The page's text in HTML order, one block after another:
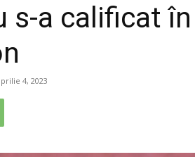
s-a calificat
4, 2023